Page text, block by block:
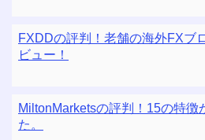
FXDDの評判！老舗の海外FXブ
ビュー！
MiltonMarketsの評判！15の特徴
た。